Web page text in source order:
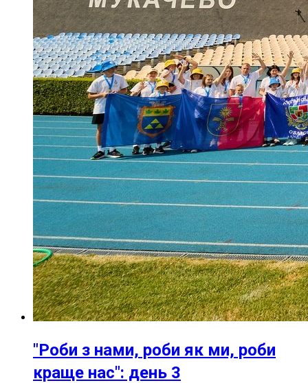
"Роби з нами, роби як ми, роби
краще нас": день 3